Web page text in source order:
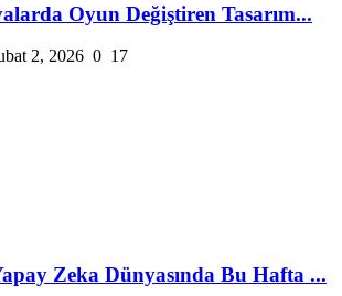
Oyun Değiştiren Tasarım...
2, 2026 0 17
Zeka Dünyasında Bu Hafta ...